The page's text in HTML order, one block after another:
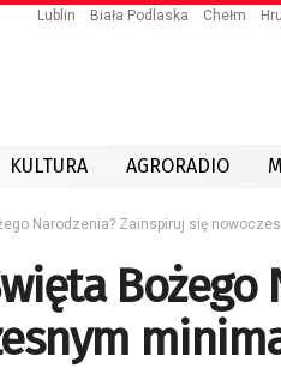
Lublin Biała Podlaska Chełm
KULTURA AGRORADIO
Narodzenia? Zainspiruj się
Bożego